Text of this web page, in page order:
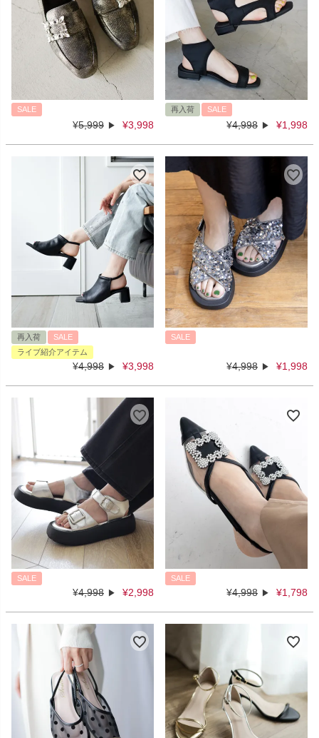
SALE
¥5,999 ¥3,998
再入荷 SALE
¥4,998 ¥1,998
再入荷
SALE
ライブ紹介アイテム
¥4,998 ¥3,998
SALE
¥4,998 ¥1,998
SALE
¥4,998 ¥2,998
SALE
¥4,998 ¥1,798